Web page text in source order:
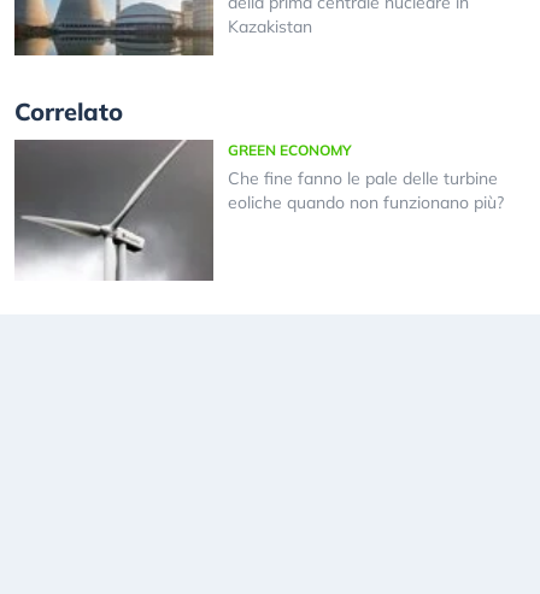
Kazakistan
Correlato
GREEN ECONOMY
Che fine fanno le pale delle turbine
eoliche quando non funzionano più?